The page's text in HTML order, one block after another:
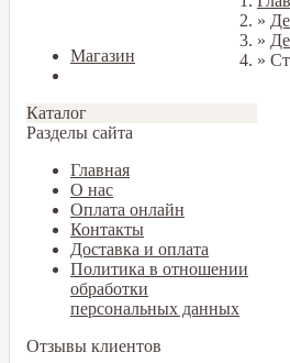
Магазин
Каталог
Разделы сайта
Главная
О нас
Оплата онлайн
Контакты
Доставка и оплата
Политика в отношении
обработки
персональных данных
Отзывы клиентов
»
»
»